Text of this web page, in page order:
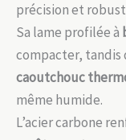
précision et
Sa lame profilée à
compacter, tandis
caoutchouc
même humide.
L’acier carbone